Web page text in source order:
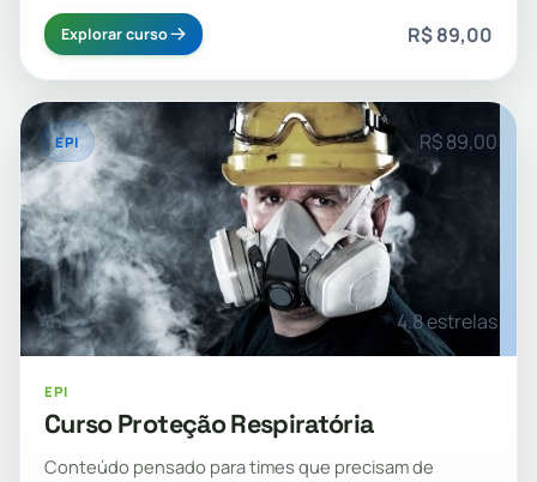
Explorar curso R$ 89,00
EPI R$ 89,00
4h 4.8 estrelas
EPI
Curso Proteção Respiratória
Conteúdo pensado para times que precisam de